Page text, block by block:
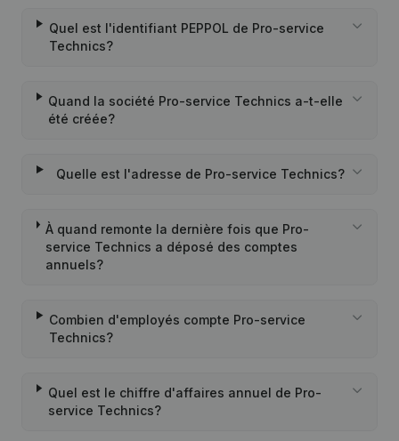
Quel est l'identifiant PEPPOL de Pro-service
Technics?
Quand la société Pro-service Technics a-t-elle
été créée?
Quelle est l'adresse de Pro-service Technics?
À quand remonte la dernière fois que Pro-
service Technics a déposé des comptes
annuels?
Combien d'employés compte Pro-service
Technics?
Quel est le chiffre d'affaires annuel de Pro-
service Technics?